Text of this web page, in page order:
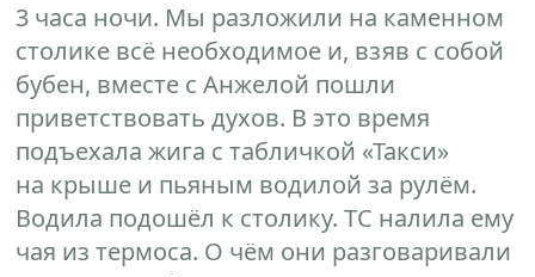
3 часа ночи. Мы разложили на каменном
столике всё необходимое и, взяв с собой
бубен, вместе с Анжелой пошли
приветствовать духов. В это время
подъехала жига с табличкой «Такси»
на крыше и пьяным водилой за рулём.
Водила подошёл к столику. ТС налила ему
чая из термоса. О чём они разговаривали